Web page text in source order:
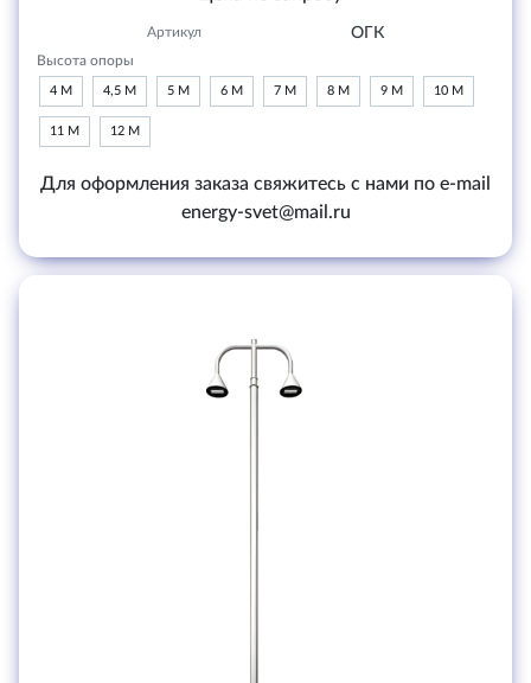
Артикул ОГК
Высота опоры
4 М 4,5 М 5 М 6 М 7 М 8 М 9 М 10 М
11 М 12 М
Для оформления заказа свяжитесь с нами по e-mail
energy-svet@mail.ru